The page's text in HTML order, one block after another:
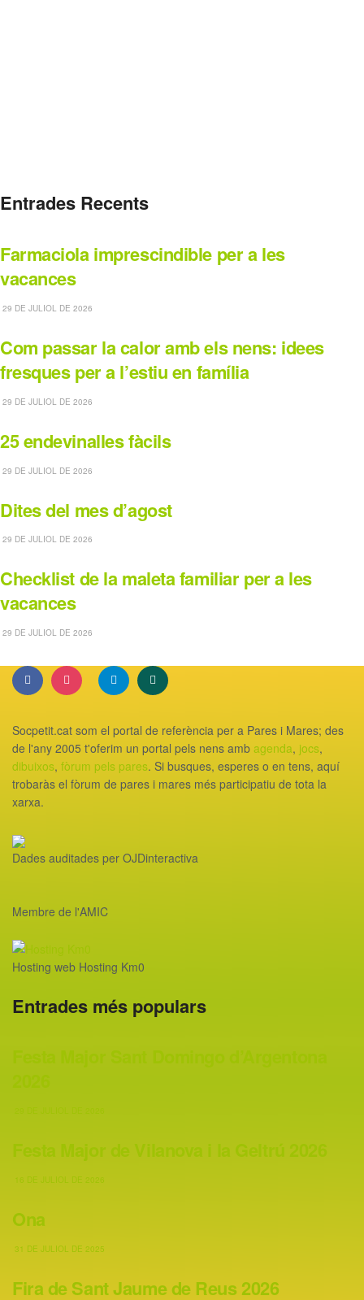
Entrades Recents
Farmaciola imprescindible per a les
vacances
29 DE JULIOL DE 2026
Com passar la calor amb els nens: idees
fresques per a l’estiu en família
29 DE JULIOL DE 2026
25 endevinalles fàcils
29 DE JULIOL DE 2026
Dites del mes d’agost
29 DE JULIOL DE 2026
Checklist de la maleta familiar per a les
vacances
29 DE JULIOL DE 2026
Socpetit.cat som el portal de referència per a Pares i Mares; des
de l'any 2005 t'oferim un portal pels nens amb agenda, jocs,
dibuixos, fòrum pels pares. Si busques, esperes o en tens, aquí
trobaràs el fòrum de pares i mares més participatiu de tota la
xarxa.
Dades auditades per OJDinteractiva
Membre de l'AMIC
Hosting web Hosting Km0
Entrades més populars
16 DE JULIOL DE 2026
Ona
31 DE JULIOL DE 2025
Fira de Sant Jaume de Reus 2026